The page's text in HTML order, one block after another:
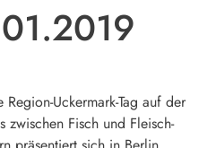
Uckermark-Tag auf der
zwischen Fisch und Fleisch-